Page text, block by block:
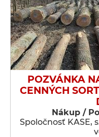
POZVÁNKA
CENNÝCH
Nákup /
Spoločnosť KASE,